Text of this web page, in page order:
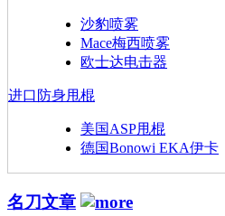
沙豹喷雾
Mace梅西喷雾
欧士达电击器
进口防身甩棍
美国ASP甩棍
德国Bonowi EKA伊卡
名刀文章